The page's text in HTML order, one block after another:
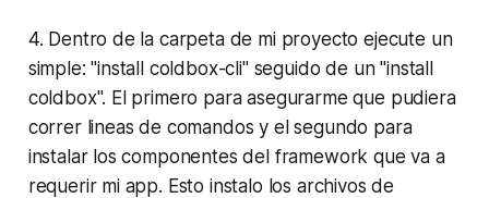
4. Dentro de la carpeta de mi proyecto ejecute un
simple: "install coldbox-cli" seguido de un "install
coldbox". El primero para asegurarme que pudiera
correr lineas de comandos y el segundo para
instalar los componentes del framework que va a
requerir mi app. Esto instalo los archivos de